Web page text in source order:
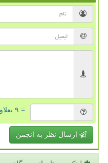
= ۹ بعلاوه ۳
ارسال نظر به انجمن